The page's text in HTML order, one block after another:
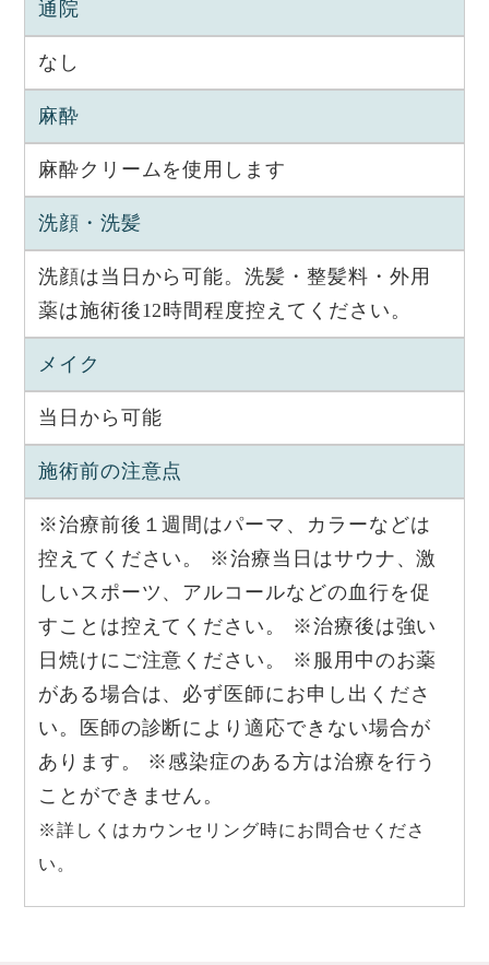
通院
なし
麻酔
麻酔クリームを使用します
洗顔・洗髪
洗顔は当日から可能。洗髪・整髪料・外用
薬は施術後12時間程度控えてください。
メイク
当日から可能
施術前の注意点
※治療前後１週間はパーマ、カラーなどは
控えてください。 ※治療当日はサウナ、激
しいスポーツ、アルコールなどの血行を促
すことは控えてください。 ※治療後は強い
日焼けにご注意ください。 ※服用中のお薬
がある場合は、必ず医師にお申し出くださ
い。医師の診断により適応できない場合が
あります。 ※感染症のある方は治療を行う
ことができません。
※詳しくはカウンセリング時にお問合せくださ
い。